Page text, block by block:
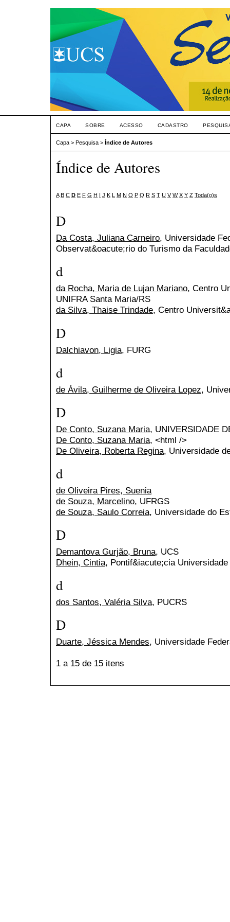
CAPA SOBRE ACESSO CADASTRO
Capa > Pesquisa > Índice de Autores
Índice de Autores
A B C D E F G H I J K L M N O P Q R S T U V W X Y Z Toda(o)s
D
Da Costa, Juliana Carneiro, Universidade
Observat&oacute;rio do Turismo da
d
da Rocha, Maria de Lujan Mariano, Centro
UNIFRA Santa Maria/RS
da Silva, Thaise Trindade, Centro
D
Dalchiavon, Ligia, FURG
d
de Ávila, Guilherme de Oliveira Lopez,
D
De Conto, Suzana Maria, UNIVERSIDADE
De Conto, Suzana Maria, <html />
De Oliveira, Roberta Regina, Universidade
d
de Oliveira Pires, Suenia
de Souza, Marcelino, UFRGS
de Souza, Saulo Correia, Universidade do
D
Demantova Gurjão, Bruna, UCS
Dhein, Cintia, Pontif&iacute;cia
d
dos Santos, Valéria Silva, PUCRS
D
Duarte, Jéssica Mendes, Universidade
1 a 15 de 15 itens